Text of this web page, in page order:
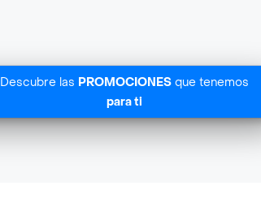
Descubre las PROMOCIONES que tenemos
para ti